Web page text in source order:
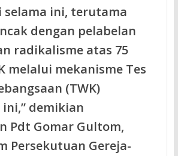
ini, terutama
dengan pelabelan
radikalisme atas 75
melalui mekanisme Tes
(TWK)
demikian
Pdt Gomar Gultom,
Persekutuan Gereja-